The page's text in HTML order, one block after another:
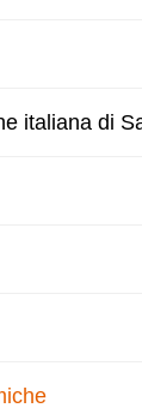
italiana di